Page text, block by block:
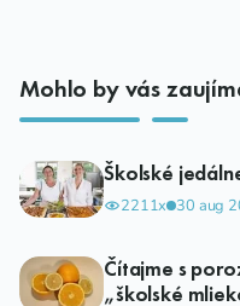
Mohlo by vás
Školské
2211x 30 aug
Čítajme s
„školské